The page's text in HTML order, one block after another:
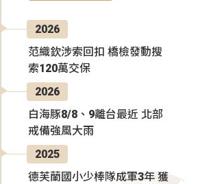
2026
范織欽涉索回扣 橋檢發動搜
索120萬交保
2026
白海豚8/8、9離台最近 北部
戒備強風大雨
2025
德芙蘭國小少棒隊成軍3年 獲